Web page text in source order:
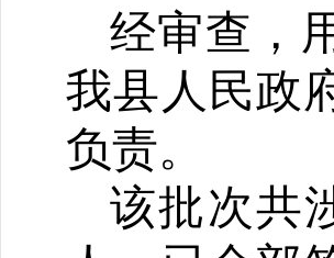
经审查，
我县人民政
负责。
该批次共